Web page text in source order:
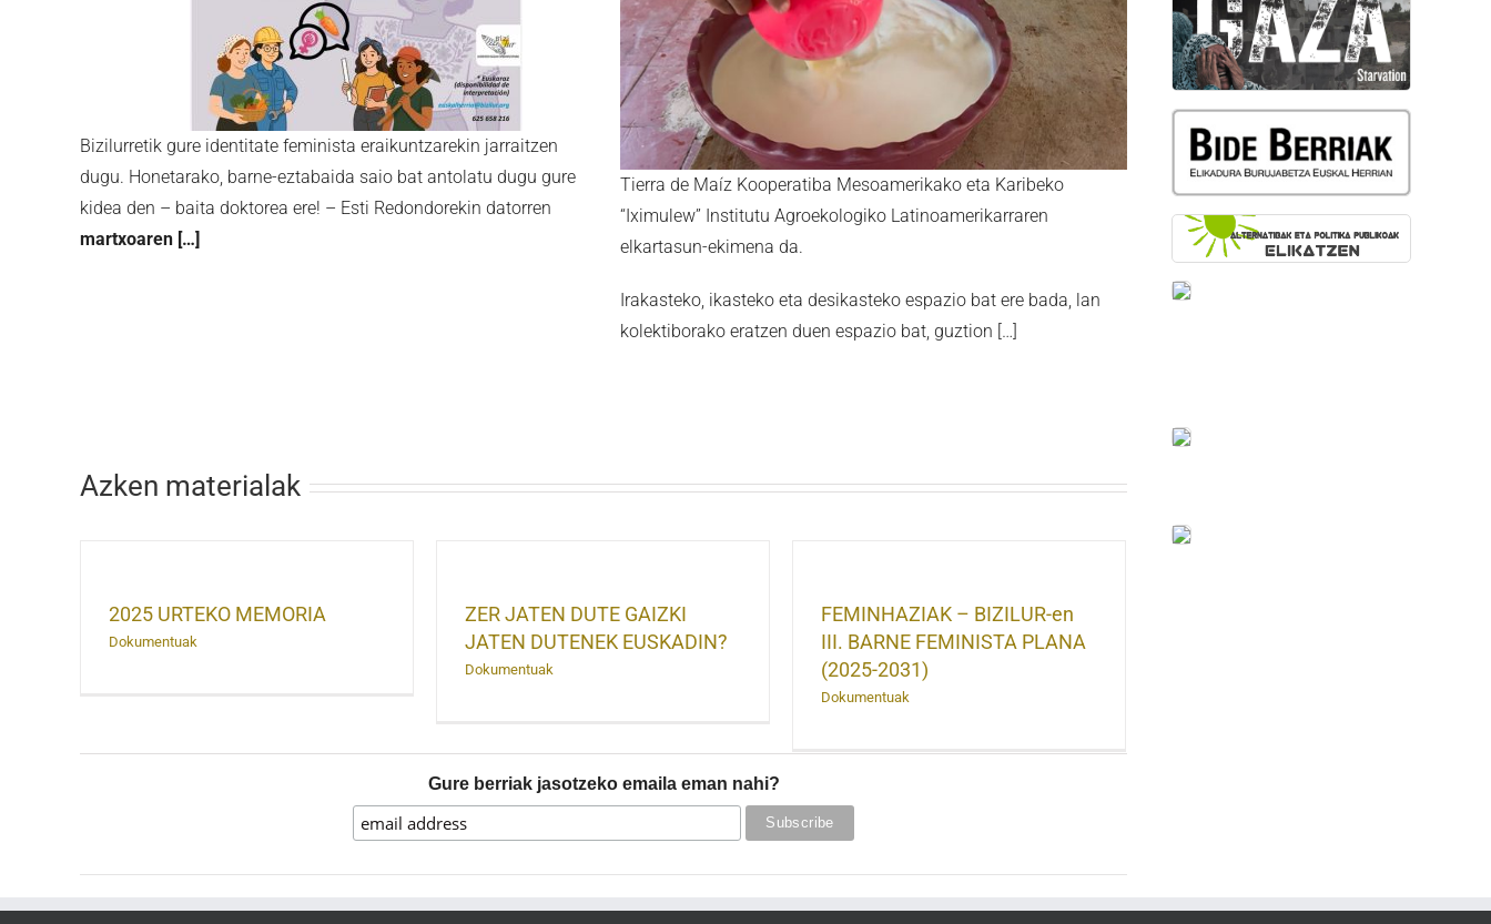
Bizilurretik gure identitate feminista eraikuntzarekin jarraitzen
dugu. Honetarako, barne-eztabaida saio bat antolatu dugu gure
kidea den – baita doktorea ere! – Esti Redondorekin datorren
martxoaren […]
Tierra de Maíz Kooperatiba Mesoamerikako eta Karibeko
“Iximulew” Institutu Agroekologiko Latinoamerikarraren
elkartasun-ekimena da.
Irakasteko, ikasteko eta desikasteko espazio bat ere bada, lan
kolektiborako eratzen duen espazio bat, guztion […]
Azken materialak
2025 URTEKO MEMORIA
Dokumentuak
ZER JATEN DUTE GAIZKI
JATEN DUTENEK EUSKADIN?
Dokumentuak
(2025-2031)
FEMINHAZIAK – BIZILUR-en
III. BARNE FEMINISTA PLANA
(2025-2031)
Dokumentuak
Gure berriak jasotzeko emaila eman nahi?